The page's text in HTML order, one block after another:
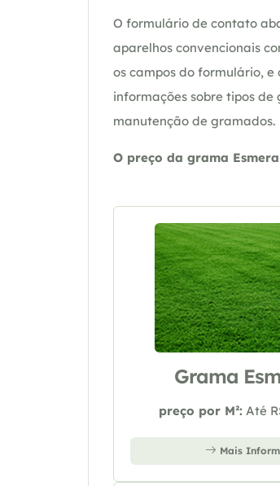
O formulário de contato
aparelhos convencionais
os campos do formulário,
informações sobre tipos
manutenção de gramados.
O preço da grama
Grama
preço por M²: Até
Mais